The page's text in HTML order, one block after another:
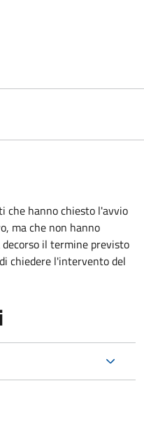
che hanno chiesto l'avvio
ma che non hanno
il termine previsto
chiedere l'intervento del